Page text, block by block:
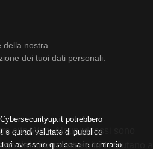
della nostra
dei tuoi dati personali.
potrebbero
e quindi valutate di pubblico
avessero qualcosa in contrario
sito Web. Alcuni di essi sono
del sito, mentre altri ci aiutano a